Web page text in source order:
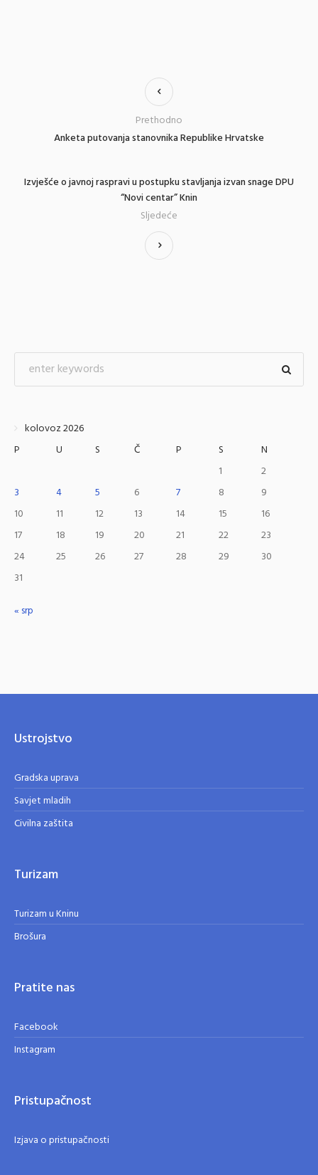
Anketa putovanja stanovnika Republike Hrvatske
Prethodno
Izvješće o javnoj raspravi u postupku stavljanja izvan snage DPU
“Novi centar” Knin
Sljedeće
kolovoz 2026
P
U S Č P S
N
1
2
3
4 5 6 7 8
9
10
11 12 13 14 15
16
17
18 19 20 21 22
23
24
25 26 27 28 29
30
31
« srp
Ustrojstvo
Gradska uprava
Savjet mladih
Civilna zaštita
Turizam
Turizam u Kninu
Brošura
Pratite nas
Facebook
Instagram
Pristupačnost
Izjava o pristupačnosti